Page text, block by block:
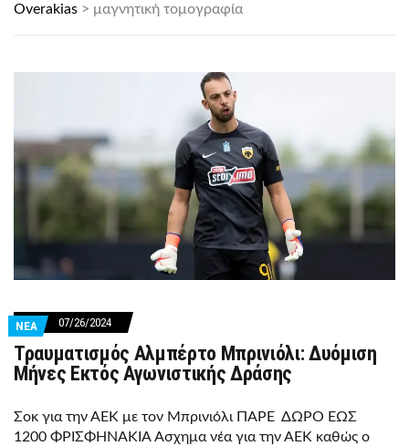
Overakias > μαγνητική τομογραφία
ΝΕΑ 07/26/2024
Τραυματισμός Αλμπέρτο Μπρινιόλι: Δυόμιση
Μήνες Εκτός Αγωνιστικής Δράσης
Σοκ για την ΑΕΚ με τον Μπρινιόλι ΠΑΡΕ ΔΩΡΟ ΕΩΣ
1200 ΦΡΙΣΦΗΝΑΚΙΑ Άσχημα νέα για την ΑΕΚ καθώς ο